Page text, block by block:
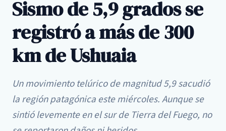
Sismo de 5,9 grados se
registró a más de 300
km de Ushuaia
Un movimiento telúrico de magnitud 5,9 sacudió
la región patagónica este miércoles. Aunque se
sintió levemente en el sur de Tierra del Fuego, no